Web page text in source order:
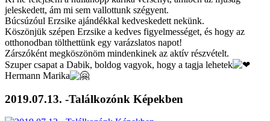
jeleskedett, ám mi sem vallottunk szégyent.
Búcsúzóul Erzsike ajándékkal kedveskedett nekünk.
Köszönjük szépen Erzsike a kedves figyelmességet, és hogy az
otthonodban tölthettünk egy varázslatos napot!
Zárszóként megköszönöm mindenkinek az aktív részvételt.
Szuper csapat a Dabik, boldog vagyok, hogy a tagja lehetek
Hermann Marika
2019.07.13. -Találkozónk Képekben